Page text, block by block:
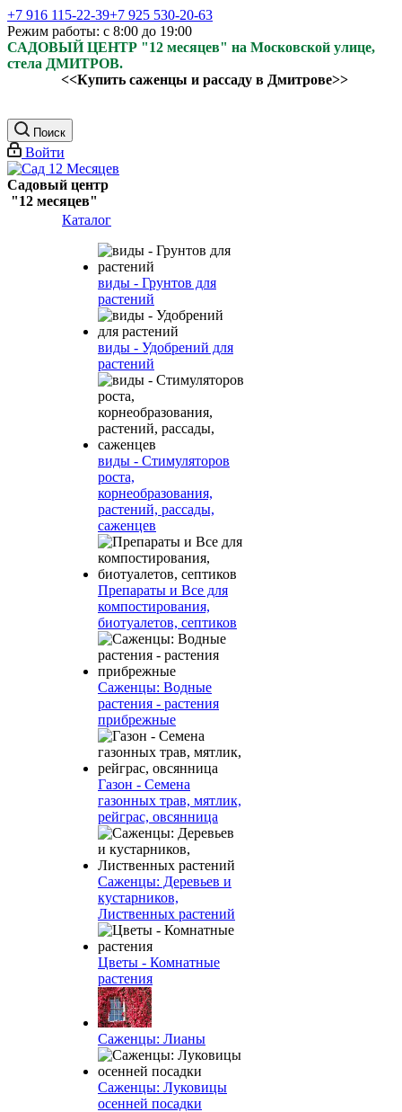
+7 916 115-22-39+7 925 530-20-63
Режим работы: с 8:00 до 19:00
САДОВЫЙ ЦЕНТР "12 месяцев" на Московской улице,
стела ДМИТРОВ.
<<Купить саженцы и рассаду в Дмитрове>>
Поиск
Войти
Садовый центр
"12 месяцев"
Каталог
виды - Грунтов для
растений
виды - Удобрений для
растений
виды - Стимуляторов
роста,
корнеобразования,
растений, рассады,
саженцев
Препараты и Все для
компостирования,
биотуалетов, септиков
Саженцы: Водные
растения - растения
прибрежные
Газон - Семена
газонных трав, мятлик,
рейграс, овсянница
Саженцы: Деревьев и
кустарников,
Лиственных растений
Цветы - Комнатные
растения
Саженцы: Лианы
Саженцы: Луковицы
осенней посадки